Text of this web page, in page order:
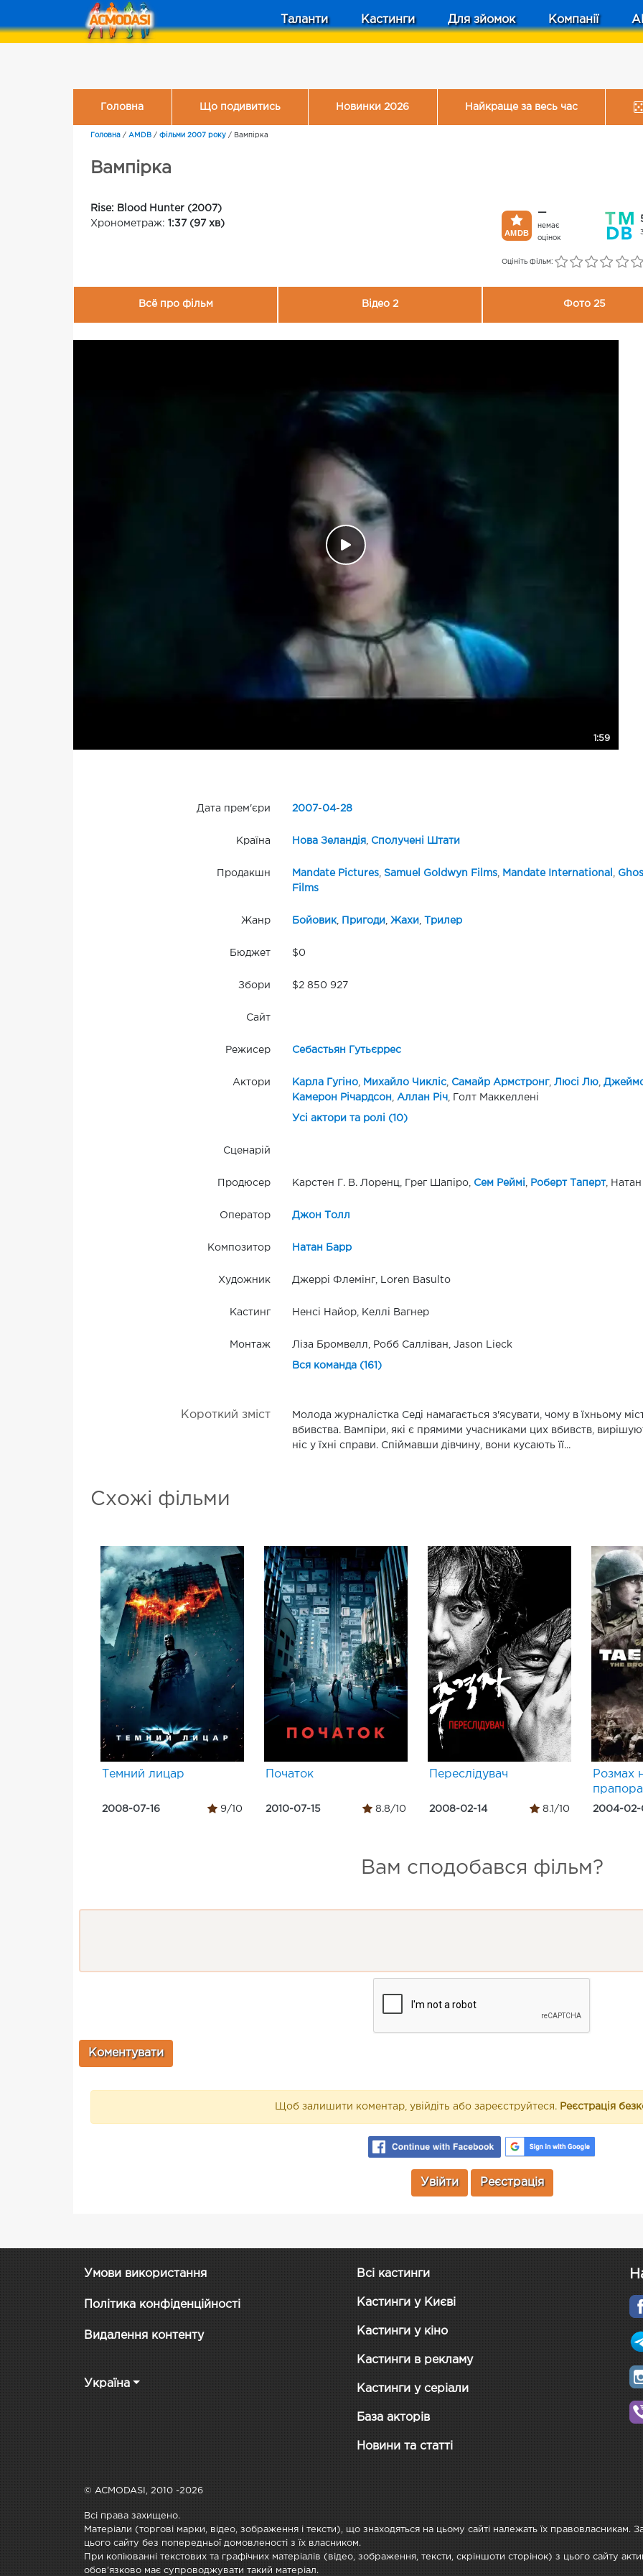
Таланти Кастинги Для зйомок Компанії
Головна Що подивитись Новинки 2026 Найкраще за весь час
Головна / AMDB / Фільми 2007 року / Вампірка
Вампірка
Rise: Blood Hunter (2007)
Хронометраж: 1:37 (97 хв)
—
немає
оцінок
Оцініть фільм:
Всё про фільм Відео 2 Фото 25
1:59
Дата прем'єри 2007-04-28
Країна Нова Зеландія, Сполучені Штати
Продакшн Mandate Pictures, Samuel Goldwyn Films, Mandate International
Films
Жанр Бойовик, Пригоди Жахи Трилер
Бюджет $0
Збори $2 850 927
Сайт
Режисер Себастьян Гутьєррес
Актори Карла Гугіно, Михайло Чикліс, Самайр Армстронг, Люсі Лю,
Камерон Річардсон
Аллан Річ, Голт Маккеллені
Усі актори та ролі (10)
Сценарій
Продюсер Карстен Г. В. Лоренц, Грег Шапіро, Сем Реймі Роберт Таперт,
Оператор Джон Толл
Композитор Натан Барр
Художник Джеррі Флемінг, Loren Basulto
Кастинг Ненсі Найор, Келлі Вагнер
Монтаж Ліза Бромвелл, Робб Салліван, Jason Lieck
Вся команда (161)
Короткий зміст
Молода журналістка Седі намагається з'ясувати, чому в їхньому
вбивства. Вампіри, які є прямими учасниками цих вбивств,
ніс у їхні справи. Спіймавши дівчину, вони кусають її...
Схожі фільми
Темний лицар
2008-07-16 9/10
Початок
2010-07-15 8.8/10
Переслідувач
2008-02-14 8.1/10
Розмах
прапора
2004-02-
Вам сподобався фільм?
Щоб залишити коментар, увійдіть або зареєструйтеся. Реєстрація
Увійти Реєстрація
Умови використання
Політика конфіденційності
Видалення контенту
Україна
Всі кастинги
Кастинги у Києві
Кастинги у кіно
Кастинги в рекламу
Кастинги у серіали
База акторів
Новини та статті
© ACMODASI, 2010 -2026
Всі права захищено.
Матеріали (торгові марки, відео, зображення і тексти), що знаходяться на цьому сайті належать їх правовласникам.
цього сайту без попередньої домовленості з їх власником.
При копіюванні текстових та графічних матеріалів (відео, зображення, тексти, скріншоти сторінок) з цього сайту
обов'язково має супроводжувати такий матеріал.